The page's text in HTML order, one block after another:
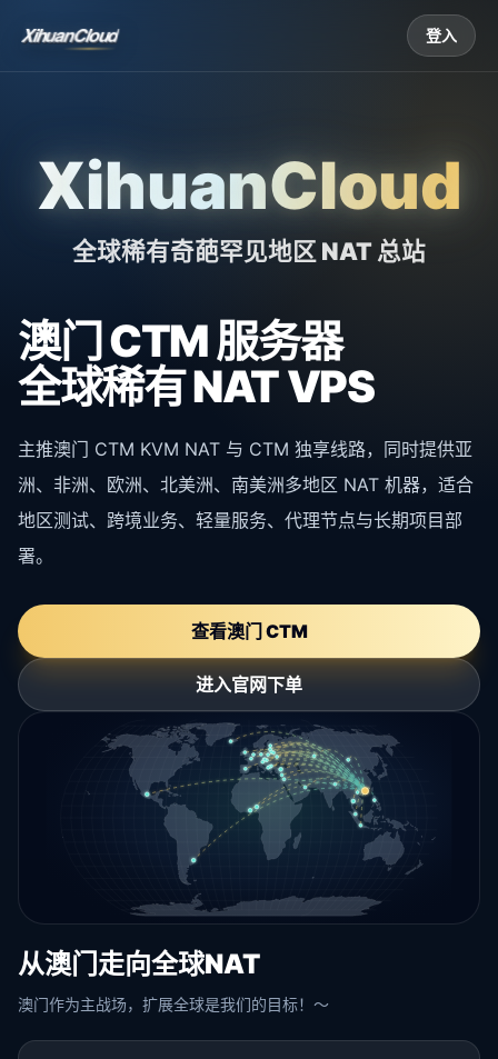
XihuanCloud 登入
XihuanCloud
全球稀有奇葩罕见地区 NAT 总站
澳门 CTM 服务器
全球稀有 NAT VPS
主推澳门 CTM KVM NAT 与 CTM 独享线路，同时提供亚
洲、非洲、欧洲、北美洲、南美洲多地区 NAT 机器，适合
地区测试、跨境业务、轻量服务、代理节点与长期项目部
署。
查看澳门 CTM
进入官网下单
从澳门走向全球NAT
澳门作为主战场，扩展全球是我们的目标！～